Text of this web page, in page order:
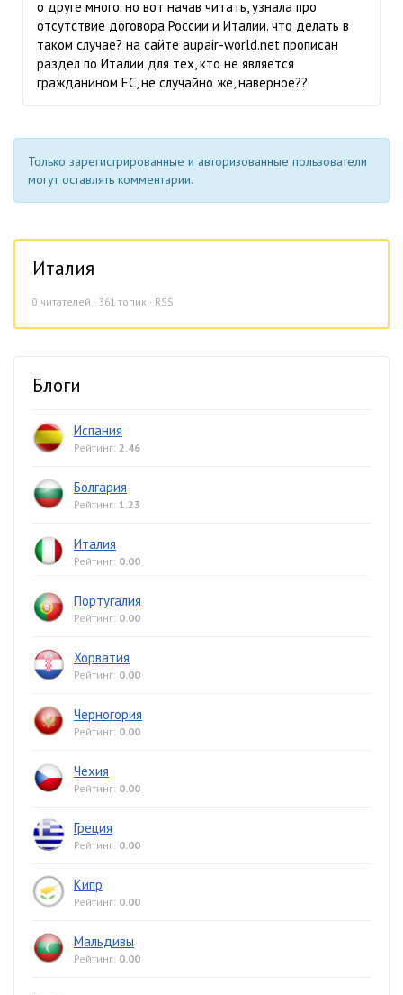
о друге много. но вот начав читать, узнала про
отсутствие договора России и Италии. что делать в
таком случае? на сайте aupair-world.net прописан
раздел по Италии для тех, кто не является
гражданином ЕС, не случайно же, наверное??
Только зарегистрированные и авторизованные пользователи
могут оставлять комментарии.
Италия
0 читателей · 361 топик · RSS
Блоги
Испания
Рейтинг: 2.46
Болгария
Рейтинг: 1.23
Италия
Рейтинг: 0.00
Португалия
Рейтинг: 0.00
Хорватия
Рейтинг: 0.00
Черногория
Рейтинг: 0.00
Чехия
Рейтинг: 0.00
Греция
Рейтинг: 0.00
Кипр
Рейтинг: 0.00
Мальдивы
Рейтинг: 0.00